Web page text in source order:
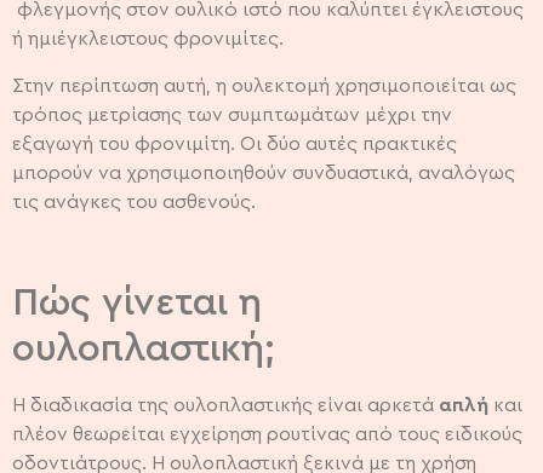
φλεγμονής στον ουλικό ιστό που καλύπτει έγκλειστους
ή ημιέγκλειστους φρονιμίτες.
Στην περίπτωση αυτή, η ουλεκτομή χρησιμοποιείται ως
τρόπος μετρίασης των συμπτωμάτων μέχρι την
εξαγωγή του φρονιμίτη. Οι δύο αυτές πρακτικές
μπορούν να χρησιμοποιηθούν συνδυαστικά, αναλόγως
τις ανάγκες του ασθενούς.
Πώς γίνεται η
ουλοπλαστική;
Η διαδικασία της ουλοπλαστικής είναι αρκετά απλή και
πλέον θεωρείται εγχείρηση ρουτίνας από τους ειδικούς
οδοντιάτρους. Η ουλοπλαστική ξεκινά με τη χρήση